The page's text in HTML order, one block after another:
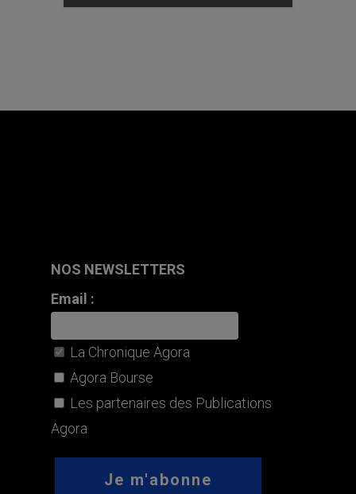
NOS NEWSLETTERS
Email :
La Chronique Agora
Agora Bourse
Les partenaires des Publications
Agora